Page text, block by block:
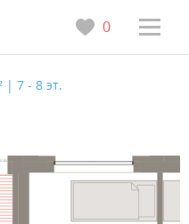
0
| 7 - 8 эт.